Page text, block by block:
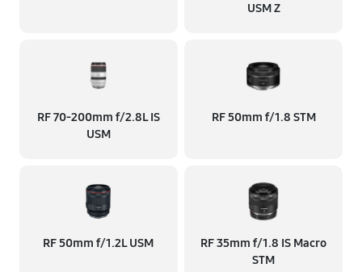
USM Z
RF 70‑200mm f/2.8L IS
USM
RF 50mm f/1.8 STM
RF 50mm f/1.2L USM
RF 35mm f/1.8 IS Macro
STM